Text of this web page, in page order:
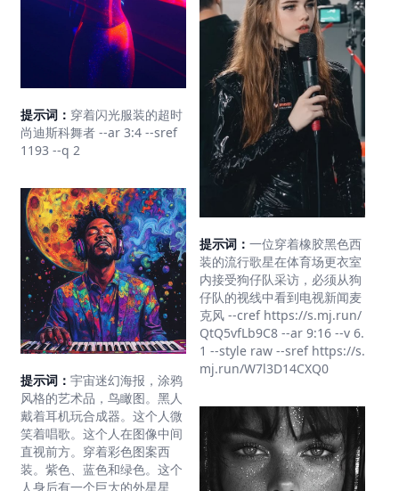
提示词： 穿着闪光服装的超时
尚迪斯科舞者 --ar 3:4 --sref
1193 --q 2
提示词： 宇宙迷幻海报，涂鸦
风格的艺术品，鸟瞰图。黑人
戴着耳机玩合成器。这个人微
笑着唱歌。这个人在图像中间
直视前方。穿着彩色图案西
装。紫色、蓝色和绿色。这个
人身后有一个巨大的外星星
提示词： 一位穿着橡胶黑色西
装的流行歌星在体育场更衣室
内接受狗仔队采访，必须从狗
仔队的视线中看到电视新闻麦
克风 --cref https://s.mj.run/
QtQ5vfLb9C8 --ar 9:16 --v 6.
1 --style raw --sref https://s.
mj.run/W7l3D14CXQ0